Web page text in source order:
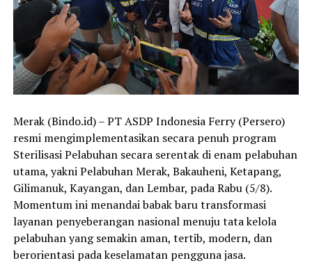
Merak (Bindo.id) – PT ASDP Indonesia Ferry (Persero)
resmi mengimplementasikan secara penuh program
Sterilisasi Pelabuhan secara serentak di enam pelabuhan
utama, yakni Pelabuhan Merak, Bakauheni, Ketapang,
Gilimanuk, Kayangan, dan Lembar, pada Rabu (5/8).
Momentum ini menandai babak baru transformasi
layanan penyeberangan nasional menuju tata kelola
pelabuhan yang semakin aman, tertib, modern, dan
berorientasi pada keselamatan pengguna jasa.